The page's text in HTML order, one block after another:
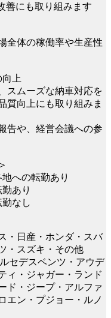
善にも取り組みます
全体の稼働率や生産性
向上
スムーズな納車対応を
質向上にも取り組みま
告や、経営会議への参
への転勤あり
あり
勤なし
・日産・ホンダ・スバ
・スズキ・その他
セデスベンツ・アウデ
ィ・ジャガー・ランド
ド・ジープ・アルファ
エン・プジョー・ルノ